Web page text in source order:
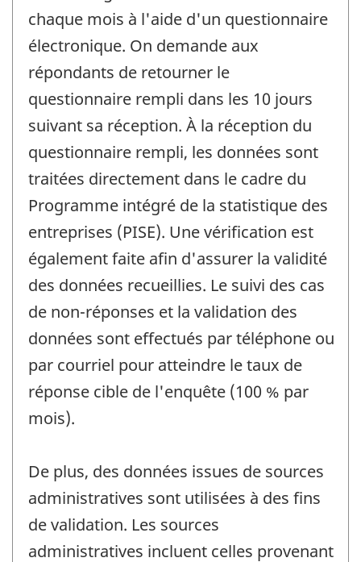
chaque mois à l'aide d'un questionnaire
électronique. On demande aux
répondants de retourner le
questionnaire rempli dans les 10 jours
suivant sa réception. À la réception du
questionnaire rempli, les données sont
traitées directement dans le cadre du
Programme intégré de la statistique des
entreprises (PISE). Une vérification est
également faite afin d'assurer la validité
des données recueillies. Le suivi des cas
de non-réponses et la validation des
données sont effectués par téléphone ou
par courriel pour atteindre le taux de
réponse cible de l'enquête (100 % par
mois).
De plus, des données issues de sources
administratives sont utilisées à des fins
de validation. Les sources
administratives incluent celles provenant